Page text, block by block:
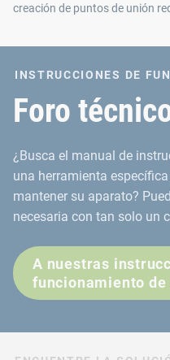
creación de puntos de unión
INSTRUCCIONES DE
Foro
¿Busca el manual de
una herramienta
mantener su aparato?
necesaria con tan solo un
A nuestras
funcionamiento de